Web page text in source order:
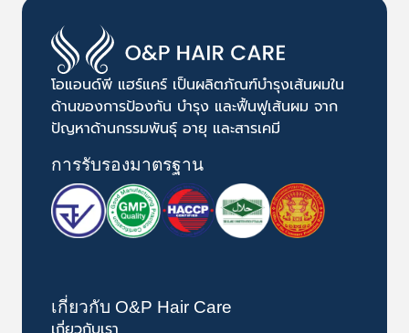
โอแอนด์พี แฮร์แคร์ เป็นผลิตภัณฑ์บำรุงเส้นผมใน
ด้านของการป้องกัน บำรุง และฟื้นฟูเส้นผม จาก
ปัญหาด้านกรรมพันธุ์ อายุ และสารเคมี
การรับรองมาตรฐาน
เกี่ยวกับ O&P Hair Care